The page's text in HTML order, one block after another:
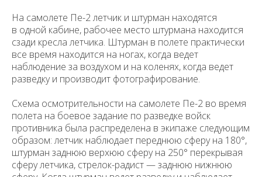
На самолете Пе-2 летчик и штурман находятся
в одной кабине, рабо­чее место штурмана находится
сзади кресла летчика. Штурман в полете практически
все время находится на ногах, когда ведет
наблюдение за воздухом и на коленях, когда ведет
разведку и производит фотографи­рование.
Схема осмотрительности на самолете Пе-2 во время
полета на боевое задание по разведке войск
противника была распределена в экипаже сле­дующим
образом: летчик наблюдает переднюю сферу на 180°,
штурман зад­нюю верхюю сферу на 250° перекрывая
сферу летчика, стрелок-радист — заднюю нижнюю